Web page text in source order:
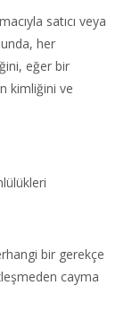
satıcı veya
her
eğer bir
kimliğini ve
bir gerekçe
cayma